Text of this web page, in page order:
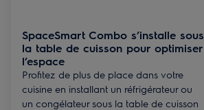
SpaceSmart Combo s’installe sous
la table de cuisson pour optimiser
l’espace
Profitez de plus de place dans votre
cuisine en installant un réfrigérateur ou
un congélateur sous la table de cuisson